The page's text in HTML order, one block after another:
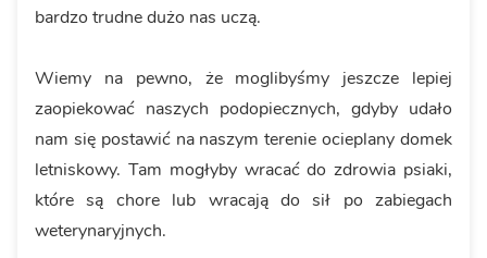
bardzo trudne dużo nas uczą.
Wiemy na pewno, że moglibyśmy jeszcze lepiej
zaopiekować naszych podopiecznych, gdyby udało
nam się postawić na naszym terenie ocieplany domek
letniskowy. Tam mogłyby wracać do zdrowia psiaki,
które są chore lub wracają do sił po zabiegach
weterynaryjnych.